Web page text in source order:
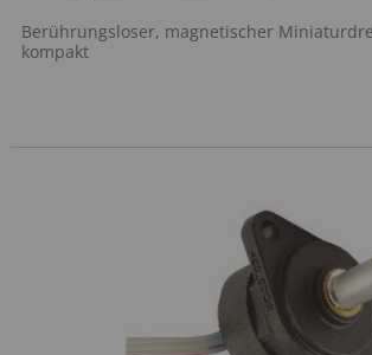
Berührungsloser, magnetischer
kompakt